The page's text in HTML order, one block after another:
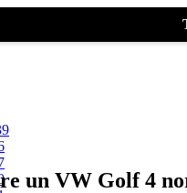
un VW Golf 4